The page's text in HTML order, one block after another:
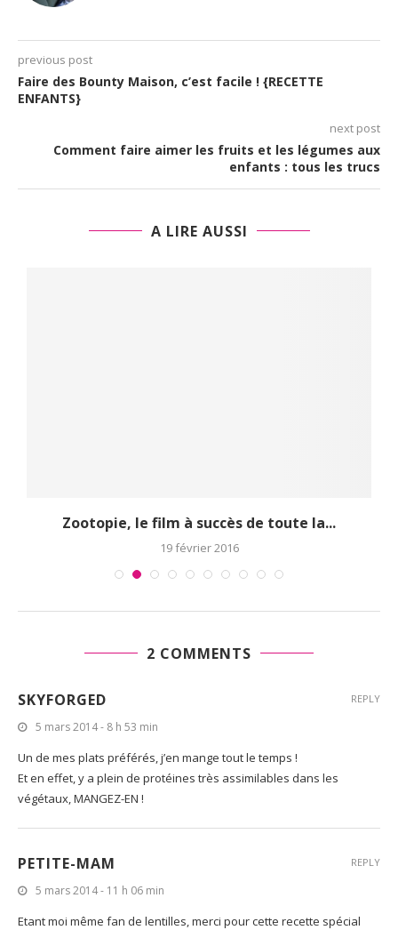
previous post
Faire des Bounty Maison, c’est facile ! {RECETTE
ENFANTS}
next post
Comment faire aimer les fruits et les légumes aux
enfants : tous les trucs
A LIRE AUSSI
Zootopie, le film à succès de toute la...
19 février 2016
2 COMMENTS
SKYFORGED
5 mars 2014 - 8 h 53 min
Un de mes plats préférés, j’en mange tout le temps !
Et en effet, y a plein de protéines très assimilables dans les
végétaux, MANGEZ-EN !
REPLY
PETITE-MAM
5 mars 2014 - 11 h 06 min
Etant moi même fan de lentilles, merci pour cette recette spécial
REPLY